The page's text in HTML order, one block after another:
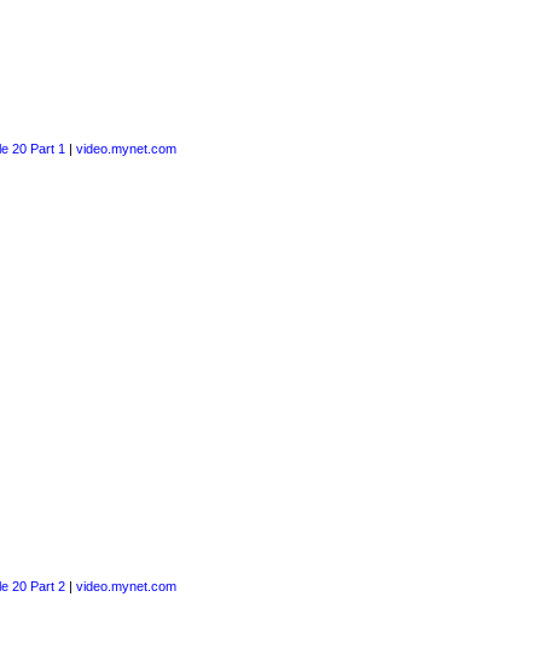
20 Part 1 | video.mynet.com
20 Part 2 | video.mynet.com